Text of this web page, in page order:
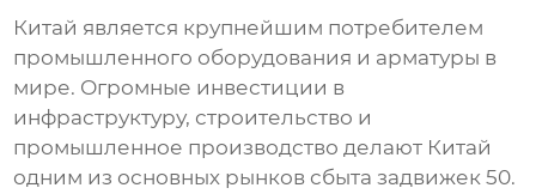
Китай является крупнейшим потребителем
промышленного оборудования и арматуры в
мире. Огромные инвестиции в
инфраструктуру, строительство и
промышленное производство делают Китай
одним из основных рынков сбытазадвижек 50.